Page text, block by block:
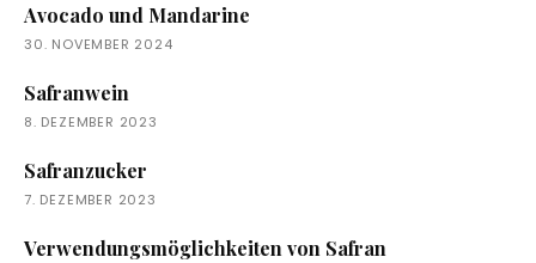
Avocado und Mandarine
30. NOVEMBER 2024
Safranwein
8. DEZEMBER 2023
Safranzucker
7. DEZEMBER 2023
Verwendungsmöglichkeiten von Safran